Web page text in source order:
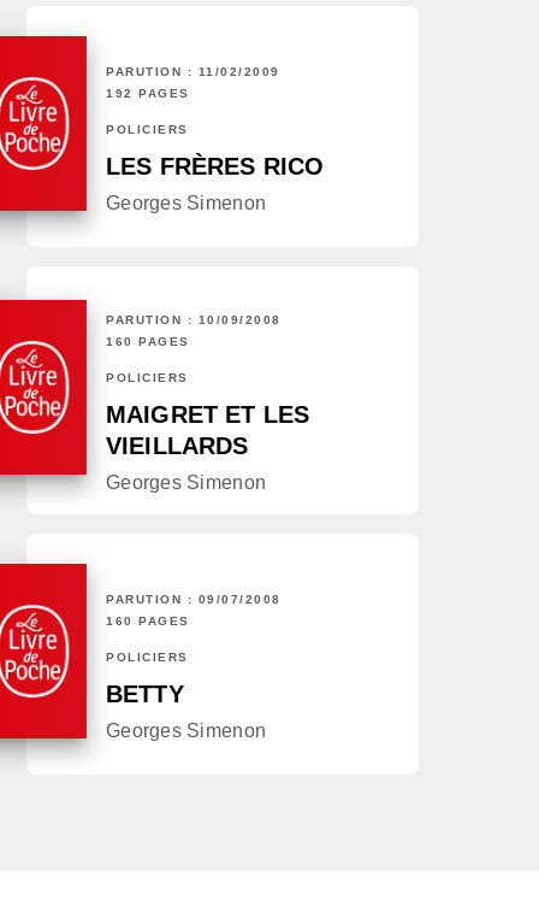
PARUTION : 11/02/2009
192 PAGES
POLICIERS
LES FRÈRES RICO
Georges Simenon
PARUTION : 10/09/2008
160 PAGES
POLICIERS
MAIGRET ET LES
VIEILLARDS
Georges Simenon
PARUTION : 09/07/2008
160 PAGES
POLICIERS
BETTY
Georges Simenon